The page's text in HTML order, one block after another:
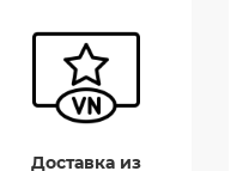
Доставка из